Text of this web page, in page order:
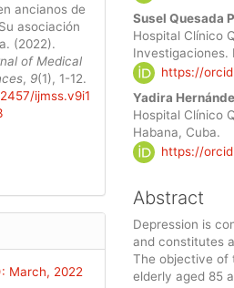
ancianos de
asociación
(2022).
of Medical
, 9(1), 1-12.
ijmss.v9i1
March, 2022
Susel Quesada
Hospital Clínico
Investigaciones.
https://
Yadira
Hospital Clínico
Habana, Cuba.
https://
Abstract
Depression is
and constitutes
The objective of
elderly aged 85